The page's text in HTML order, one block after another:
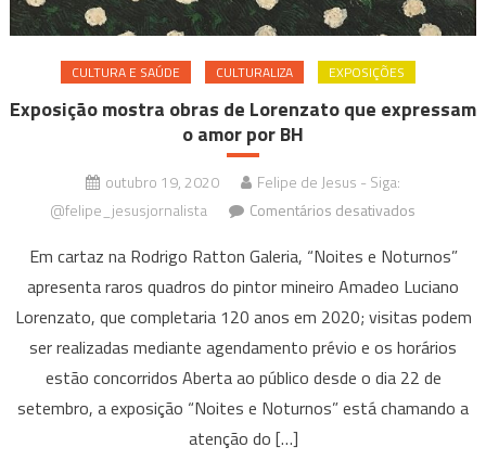
CULTURA E SAÚDE CULTURALIZA EXPOSIÇÕES
Exposição mostra obras de Lorenzato que expressam
o amor por BH
outubro 19, 2020
Felipe de Jesus - Siga:
@felipe_jesusjornalista
Comentários desativadosem
mostra
obras
de
Lorenzato
que
expressam
Em cartaz na Rodrigo Ratton Galeria, “Noites e Noturnos”
apresenta raros quadros do pintor mineiro Amadeo Luciano
Lorenzato, que completaria 120 anos em 2020; visitas podem
ser realizadas mediante agendamento prévio e os horários
estão concorridos Aberta ao público desde o dia 22 de
setembro, a exposição “Noites e Noturnos” está chamando a
atenção do […]